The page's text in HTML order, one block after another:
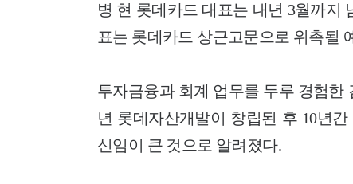
병 현 롯데카드 대표는 내년 3월까지
표는 롯데카드 상근고문으로 위촉될
투자금융과 회계 업무를 두루 경험한
년 롯데자산개발이 창립된 후 10년
신임이 큰 것으로 알려졌다.